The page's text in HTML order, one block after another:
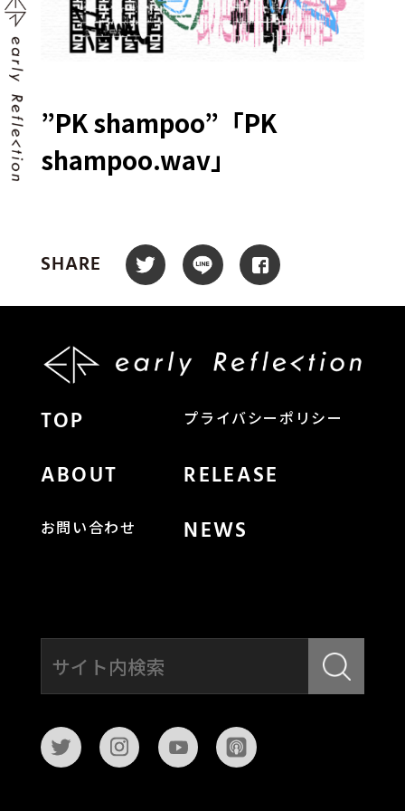
”PK shampoo”「PK
shampoo.wav」
SHARE
TOP プライバシーポリシー
ABOUT RELEASE
お問い合わせ NEWS